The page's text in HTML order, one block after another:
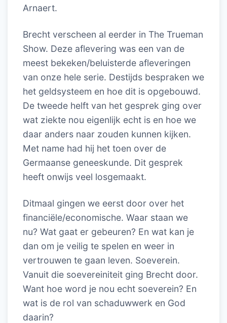
Arnaert.
Brecht verscheen al eerder in The Trueman
Show. Deze aflevering was een van de
meest bekeken/beluisterde afleveringen
van onze hele serie. Destijds bespraken we
het geldsysteem en hoe dit is opgebouwd.
De tweede helft van het gesprek ging over
wat ziekte nou eigenlijk echt is en hoe we
daar anders naar zouden kunnen kijken.
Met name had hij het toen over de
Germaanse geneeskunde. Dit gesprek
heeft onwijs veel losgemaakt.
Ditmaal gingen we eerst door over het
financiële/economische. Waar staan we
nu? Wat gaat er gebeuren? En wat kan je
dan om je veilig te spelen en weer in
vertrouwen te gaan leven. Soeverein.
Vanuit die soevereiniteit ging Brecht door.
Want hoe word je nou echt soeverein? En
wat is de rol van schaduwwerk en God
daarin?